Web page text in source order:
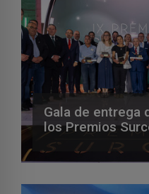
Gala de entrega
los Premios